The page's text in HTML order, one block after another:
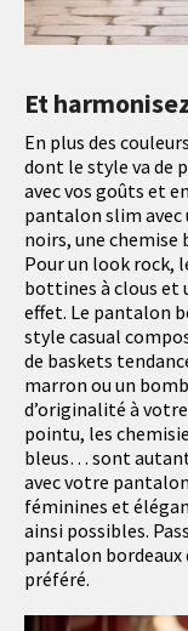
Et
En plus des
dont le style va de
avec vos goûts et
pantalon slim avec
noirs, une
Pour un look rock,
bottines à clous et
effet. Le pantalon
style casual
de baskets
marron ou un
d’originalité à
pointu, les
bleus… sont autant
avec votre
féminines et
ainsi possibles.
pantalon
préféré.